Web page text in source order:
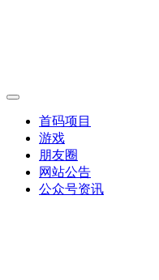
首码项目
游戏
朋友圈
网站公告
公众号资讯